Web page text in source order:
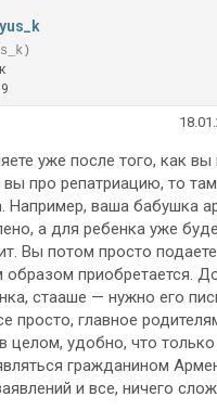
уже после того, как вы
вы про репатриацию, то
Например, ваша бабушка
а для ребенка уже
Вы потом просто
образом приобретается.
стааше — нужно его
просто, главное
целом, удобно, что
гражданином
и все, ничего